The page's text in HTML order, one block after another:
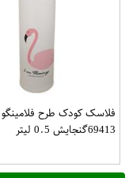
فلاسک کودک طرح
69413گنجایش 0.5 لیتر